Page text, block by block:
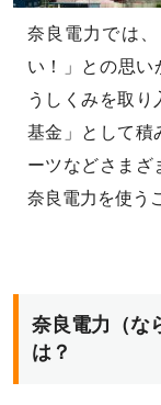
奈良電力では
い！」との思い
うしくみを取
基金」として積
ーツなどさまざ
奈良電力を使う
奈良電力（な
は？